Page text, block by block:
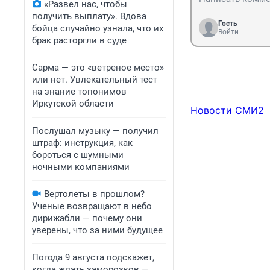
«Развел нас, чтобы
получить выплату». Вдова
бойца случайно узнала, что их
брак расторгли в суде
Сарма — это «ветреное место»
или нет. Увлекательный тест
на знание топонимов
Иркутской области
Послушал музыку — получил
штраф: инструкция, как
бороться с шумными
ночными компаниями
Вертолеты в прошлом?
Ученые возвращают в небо
дирижабли — почему они
уверены, что за ними будущее
Погода 9 августа подскажет,
Гость
Войти
Новости СМИ2